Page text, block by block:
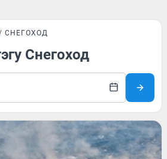
СНЕГОХОД
Снегоход